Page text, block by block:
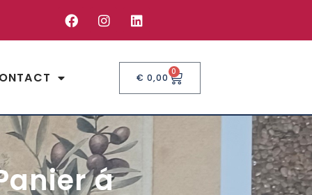
€ 0,00
0
á